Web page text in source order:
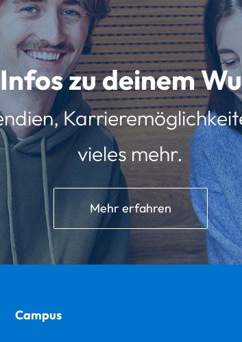
zu deinem
vieles mehr.
Mehr erfahren
Campus